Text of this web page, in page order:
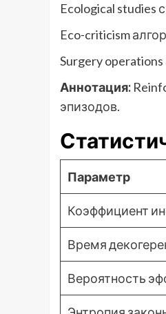
Ecological
Eco-criticism
Surgery
Аннотация:
эпизодов.
Параметр
Коэффициент
Время
Вероятность